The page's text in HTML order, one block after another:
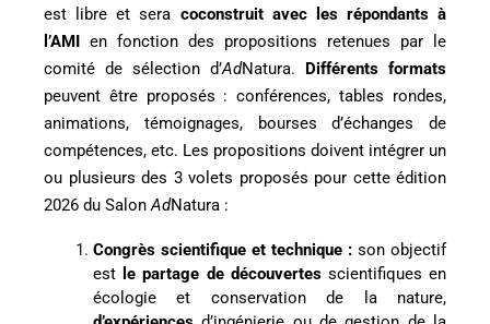
est libre et sera coconstruit avec les répondants à
l’AMI en fonction des propositions retenues par le
comité de sélection d’AdNatura. Différents formats
peuvent être proposés : conférences, tables rondes,
animations, témoignages, bourses d’échanges de
compétences, etc. Les propositions doivent intégrer un
ou plusieurs des 3 volets proposés pour cette édition
2026 du SalonAdNatura :
Congrès scientifique et technique : son objectif
est le partage de découvertesscientifiques en
écologie et conservation de la nature,